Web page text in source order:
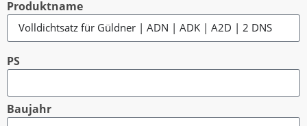
Produktname
PS
Baujahr